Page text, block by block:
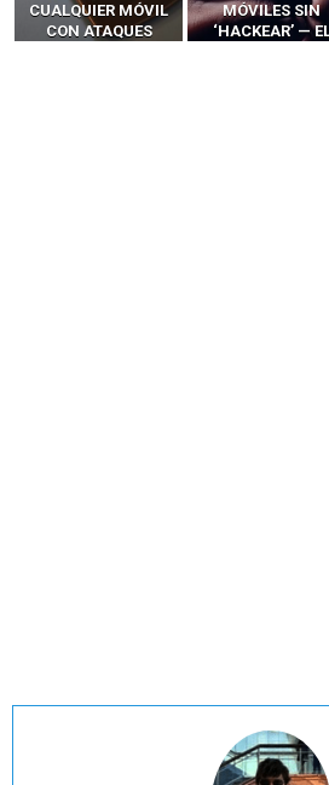
CUALQUIER MÓVIL
CON ATAQUES
MÓVILES SIN
‘HACKEAR’ —